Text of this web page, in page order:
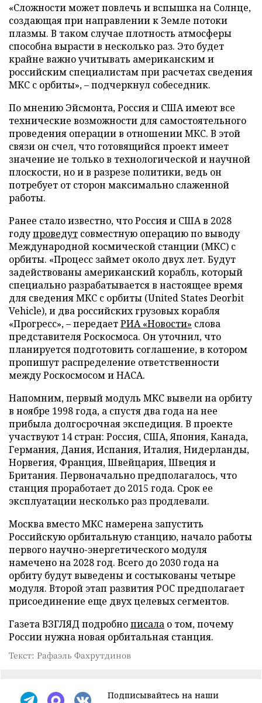
«Сложности может повлечь и вспышка на Солнце,
создающая при направлении к Земле потоки
плазмы. В таком случае плотность атмосферы
способна вырасти в несколько раз. Это будет
крайне важно учитывать американским и
российским специалистам при расчетах сведения
МКС с орбиты», – подчеркнул собеседник.
По мнению Эйсмонта, Россия и США имеют все
технические возможности для самостоятельного
проведения операции в отношении МКС. В этой
связи он счел, что готовящийся проект имеет
значение не только в технологической и научной
плоскости, но и в разрезе политики, ведь он
потребует от сторон максимально слаженной
работы.
Ранее стало известно, что Россия и США в 2028
годупроведут совместную операцию по выводу
Международной космической станции (МКС) с
орбиты. «Процесс займет около двух лет. Будут
задействованы американский корабль, который
специально разрабатывается в настоящее время
для сведения МКС с орбиты (United States Deorbit
Vehicle), и два российских грузовых корабля
«Прогресс», – передаетРИА «Новости» слова
представителя Роскосмоса. Он уточнил, что
планируется подготовить соглашение, в котором
пропишут распределение ответственности
между Роскосмосом и НАСА.
Напомним, первый модуль МКС вывели на орбиту
в ноябре 1998 года, а спустя два года на нее
прибыла долгосрочная экспедиция. В проекте
участвуют 14 стран: Россия, США, Япония, Канада,
Германия, Дания, Испания, Италия, Нидерланды,
Норвегия, Франция, Швейцария, Швеция и
Британия. Первоначально предполагалось, что
станция проработает до 2015 года. Срок ее
эксплуатации несколько раз продлевали.
Москва вместо МКС намерена запустить
Российскую орбитальную станцию, начало работы
первого научно-энергетического модуля
намечено на 2028 год. Всего до 2030 года на
орбиту будут выведены и состыкованы четыре
модуля. Второй этап развития РОС предполагает
присоединение еще двух целевых сегментов.
Газета ВЗГЛЯД подробнописала о том, почему
России нужна новая орбитальная станция.
Текст: Рафаэль Фахрутдинов
Подписывайтесь на наши